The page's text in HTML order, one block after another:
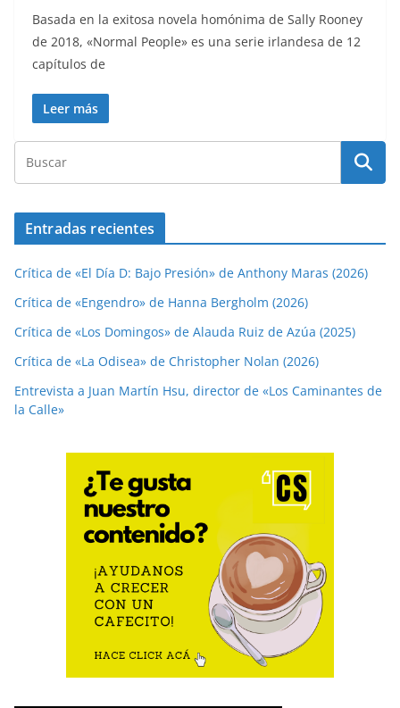
Basada en la exitosa novela homónima de Sally Rooney
de 2018, «Normal People» es una serie irlandesa de 12
capítulos de
Leer más
Entradas recientes
Crítica de «El Día D: Bajo Presión» de Anthony Maras (2026)
Crítica de «Engendro» de Hanna Bergholm (2026)
Crítica de «Los Domingos» de Alauda Ruiz de Azúa (2025)
Crítica de «La Odisea» de Christopher Nolan (2026)
Entrevista a Juan Martín Hsu, director de «Los Caminantes de
la Calle»